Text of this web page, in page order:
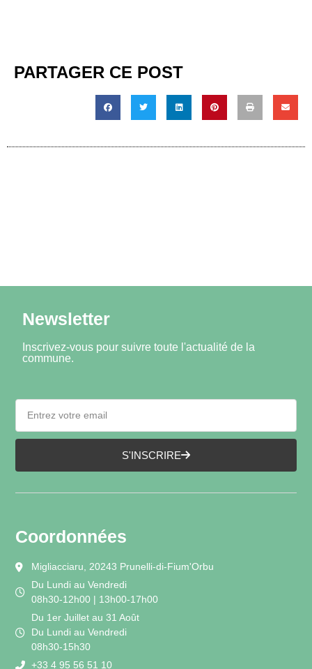
PARTAGER CE POST
Newsletter
Inscrivez-vous pour suivre toute l'actualité de la
commune.
S'INSCRIRE
Coordonnées
Migliacciaru, 20243 Prunelli-di-Fium'Orbu
Du Lundi au Vendredi
08h30-12h00 | 13h00-17h00
Du 1er Juillet au 31 Août
Du Lundi au Vendredi
08h30-15h30
+33 4 95 56 51 10